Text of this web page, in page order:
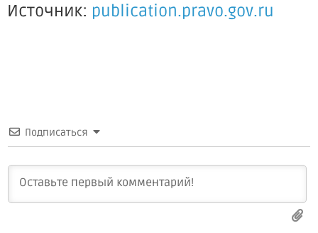
Источник: publication.pravo.gov.ru
Подписаться